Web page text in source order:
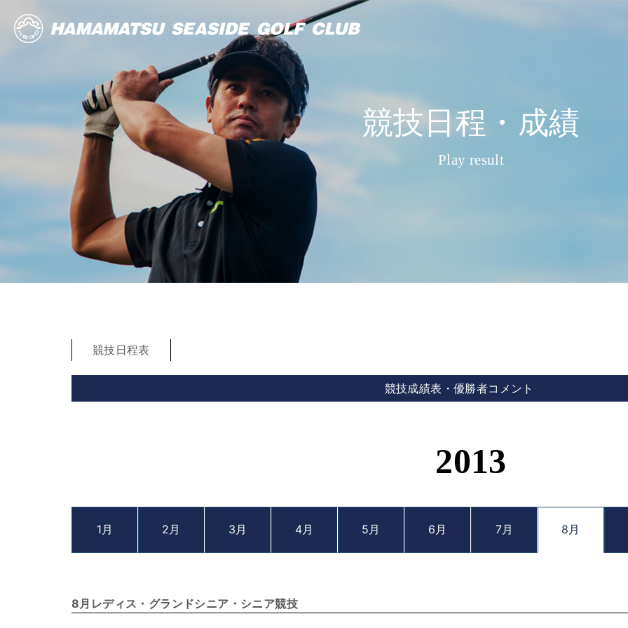
競技日程・成績
Play result
競技日程表
競技成績表・優勝者コメント
2013
1月 2月 3月 4月 5月 6月 7月 8月
8月レディス・グランドシニア・シニア競技